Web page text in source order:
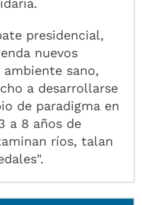
presidencial,
nuevos
sano,
a desarrollarse
de paradigma en
a 8 años de
ríos, talan